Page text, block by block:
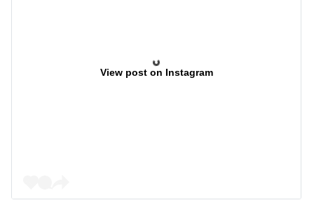
View post on Instagram